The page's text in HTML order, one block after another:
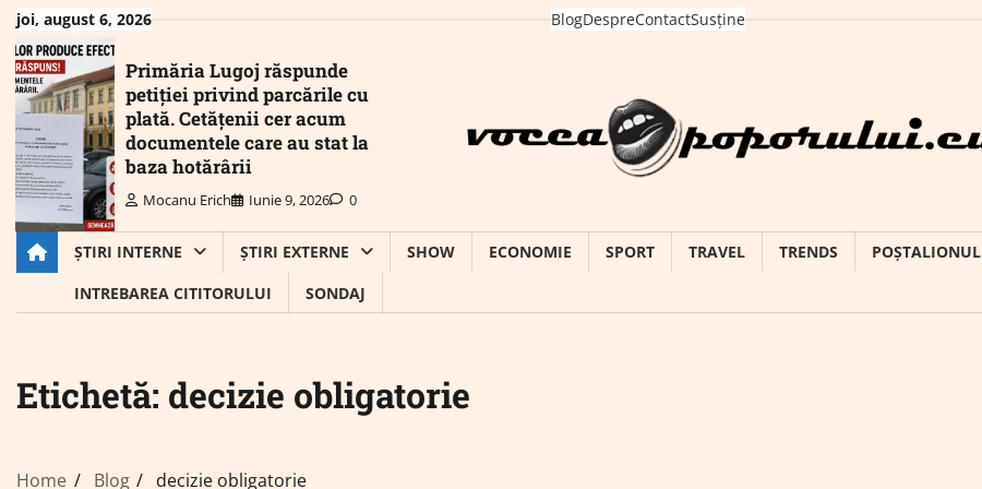
Skip
content
joi, august 6, 2026 BlogDespreContactSusține
Primăria Lugoj răspunde
petiției privind parcările cu
plată. Cetățenii cer acum
documentele care au stat la
baza hotărârii
Mocanu Erich Iunie 9, 2026 0
ȘTIRI INTERNE ȘTIRI EXTERNE SHOW ECONOMIE SPORT TRAVEL TRENDS POȘTALIONUL
INTREBAREA CITITORULUI
SONDAJ
Etichetă: decizie obligatorie
Home Blog decizie obligatorie